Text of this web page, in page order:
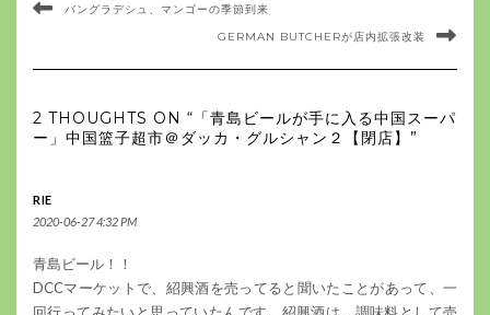
バングラデシュ、マンゴーの季節到来
GERMAN BUTCHERが店内拡張改装
2 THOUGHTS ON “「青島ビールが手に入る中国スーパ
ー」中国篮子超市＠ダッカ・グルシャン２【閉店】”
RIE
2020-06-27 4:32 PM
青島ビール！！
DCCマーケットで、紹興酒を売ってると聞いたことがあって、一